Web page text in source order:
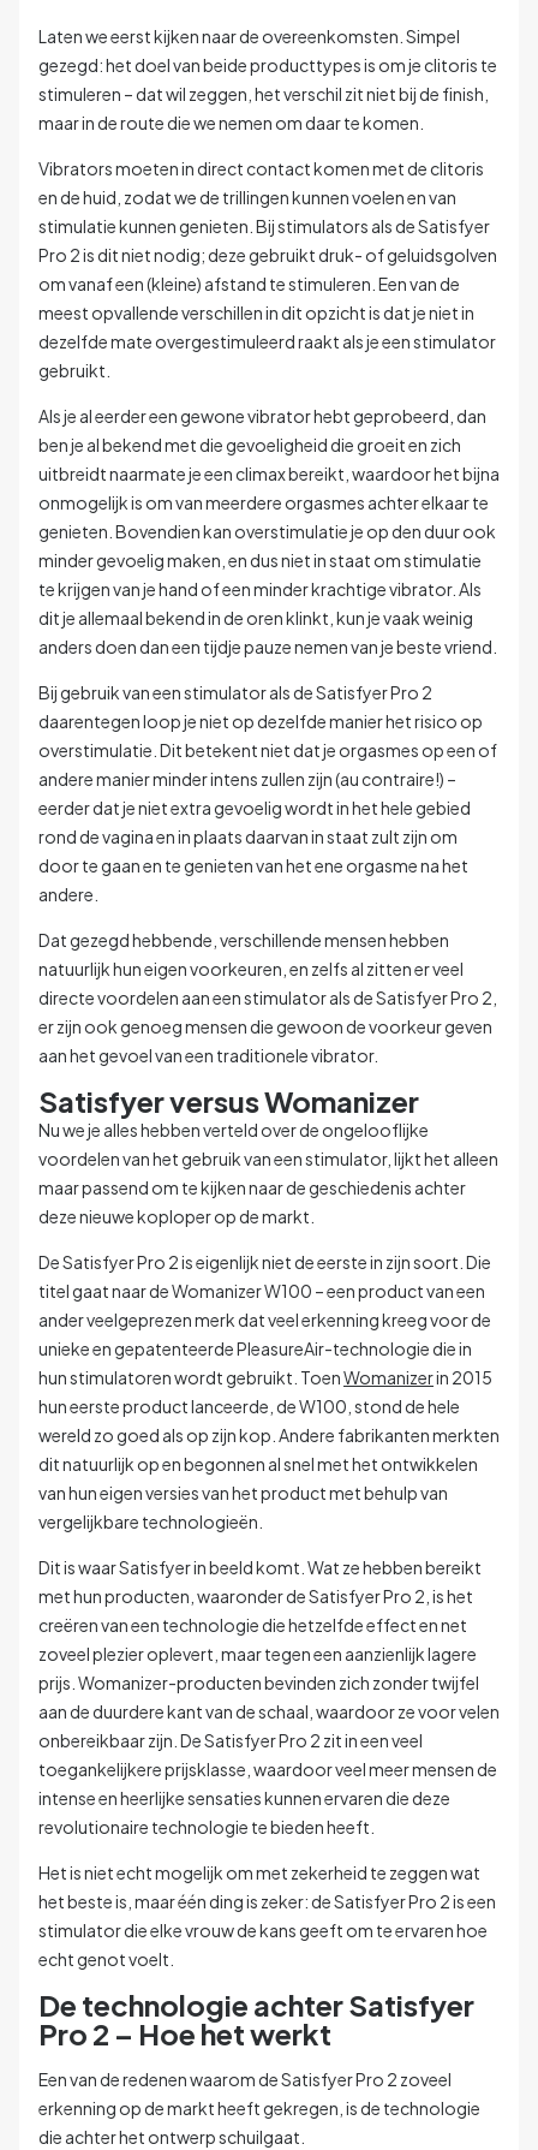
Laten we eerst kijken naar de overeenkomsten. Simpel
gezegd: het doel van beide producttypes is om je clitoris te
stimuleren – dat wil zeggen, het verschil zit niet bij de finish,
maar in de route die we nemen om daar te komen.
Vibrators moeten in direct contact komen met de clitoris
en de huid, zodat we de trillingen kunnen voelen en van
stimulatie kunnen genieten. Bij stimulators als de Satisfyer
Pro 2 is dit niet nodig; deze gebruikt druk- of geluidsgolven
om vanaf een (kleine) afstand te stimuleren. Een van de
meest opvallende verschillen in dit opzicht is dat je niet in
dezelfde mate overgestimuleerd raakt als je een stimulator
gebruikt.
Als je al eerder een gewone vibrator hebt geprobeerd, dan
ben je al bekend met die gevoeligheid die groeit en zich
uitbreidt naarmate je een climax bereikt, waardoor het bijna
onmogelijk is om van meerdere orgasmes achter elkaar te
genieten. Bovendien kan overstimulatie je op den duur ook
minder gevoelig maken, en dus niet in staat om stimulatie
te krijgen van je hand of een minder krachtige vibrator. Als
dit je allemaal bekend in de oren klinkt, kun je vaak weinig
anders doen dan een tijdje pauze nemen van je beste vriend.
Bij gebruik van een stimulator als de Satisfyer Pro 2
daarentegen loop je niet op dezelfde manier het risico op
overstimulatie. Dit betekent niet dat je orgasmes op een of
andere manier minder intens zullen zijn (au contraire!) –
eerder dat je niet extra gevoelig wordt in het hele gebied
rond de vagina en in plaats daarvan in staat zult zijn om
door te gaan en te genieten van het ene orgasme na het
andere.
Dat gezegd hebbende, verschillende mensen hebben
natuurlijk hun eigen voorkeuren, en zelfs al zitten er veel
directe voordelen aan een stimulator als de Satisfyer Pro 2,
er zijn ook genoeg mensen die gewoon de voorkeur geven
aan het gevoel van een traditionele vibrator.
Satisfyer versus Womanizer
Nu we je alles hebben verteld over de ongelooflijke
voordelen van het gebruik van een stimulator, lijkt het alleen
maar passend om te kijken naar de geschiedenis achter
deze nieuwe koploper op de markt.
De Satisfyer Pro 2 is eigenlijk niet de eerste in zijn soort. Die
titel gaat naar de Womanizer W100 – een product van een
ander veelgeprezen merk dat veel erkenning kreeg voor de
unieke en gepatenteerde PleasureAir-technologie die in
hun stimulatoren wordt gebruikt. ToenWomanizerin 2015
hun eerste product lanceerde, de W100, stond de hele
wereld zo goed als op zijn kop. Andere fabrikanten merkten
dit natuurlijk op en begonnen al snel met het ontwikkelen
van hun eigen versies van het product met behulp van
vergelijkbare technologieën.
Dit is waar Satisfyer in beeld komt. Wat ze hebben bereikt
met hun producten, waaronder de Satisfyer Pro 2, is het
creëren van een technologie die hetzelfde effect en net
zoveel plezier oplevert, maar tegen een aanzienlijk lagere
prijs. Womanizer-producten bevinden zich zonder twijfel
aan de duurdere kant van de schaal, waardoor ze voor velen
onbereikbaar zijn. De Satisfyer Pro 2 zit in een veel
toegankelijkere prijsklasse, waardoor veel meer mensen de
intense en heerlijke sensaties kunnen ervaren die deze
revolutionaire technologie te bieden heeft.
Het is niet echt mogelijk om met zekerheid te zeggen wat
het beste is, maar één ding is zeker: de Satisfyer Pro 2 is een
stimulator die elke vrouw de kans geeft om te ervaren hoe
echt genot voelt.
De technologie achter Satisfyer
Pro 2 – Hoe het werkt
Een van de redenen waarom de Satisfyer Pro 2 zoveel
erkenning op de markt heeft gekregen, is de technologie
die achter het ontwerp schuilgaat.